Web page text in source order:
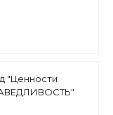
арт.
"Ценности